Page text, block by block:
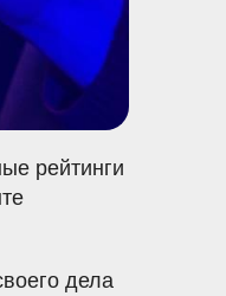
рейтинги
дела